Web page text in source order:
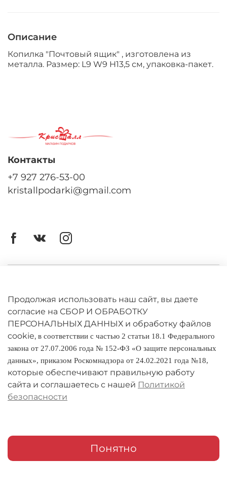
Описание
Копилка "Почтовый ящик" , изготовлена из
металла. Размер: L9 W9 H13,5 см, упаковка-пакет.
Оферта
Политика конфиденциальности
Оплата и доставка
Условия обмена и возврата
Реквизиты
Контакты
+7 927 276-53-00
kristallpodarki@gmail.com
Продолжая использовать наш сайт, вы даете
согласие на СБОР И ОБРАБОТКУ
ПЕРСОНАЛЬНЫХ ДАННЫХ и обработку файлов
cookie, в соответствии с частью 2 статьи 18.1 Федерального
закона от 27.07.2006 года № 152-ФЗ «О защите персональных
данных», приказом Роскомнадзора от 24.02.2021 года №18,
которые обеспечивают правильную работу
сайта и соглашаетесь с нашей Политикой
безопасности
Понятно